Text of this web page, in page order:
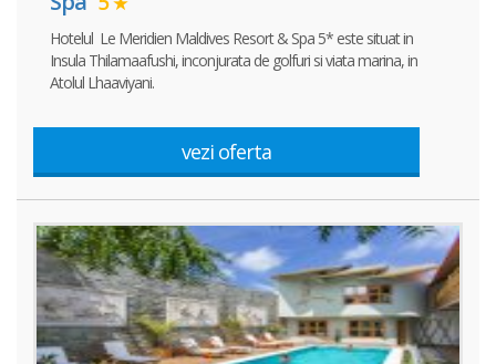
Hotelul Le Meridien Maldives Resort & Spa 5* este situat in
Insula Thilamaafushi, inconjurata de golfuri si viata marina, in
Atolul Lhaaviyani.
vezi oferta